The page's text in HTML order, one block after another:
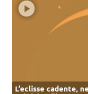
L’eclisse cadente,